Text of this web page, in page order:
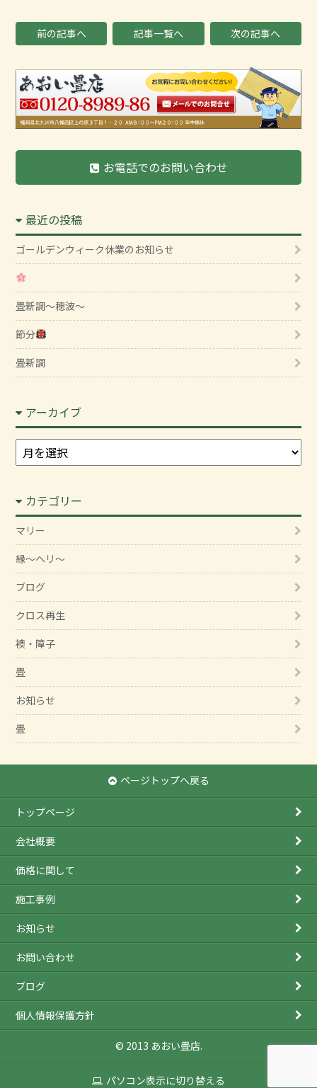
前の記事へ 記事一覧へ 次の記事へ
お電話でのお問い合わせ
最近の投稿
ゴールデンウィーク休業のお知らせ
畳新調～穂波～
節分
畳新調
アーカイブ
ア
ー
イ
ブ
カテゴリー
マリー
縁～ヘリ～
ブログ
クロス再生
襖・障子
畳
お知らせ
畳
ページトップへ戻る
トップページ
会社概要
価格に関して
施工事例
お知らせ
お問い合わせ
ブログ
個人情報保護方針
© 2013 あおい畳店.
パソコン表示に切り替える